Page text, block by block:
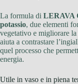
La formula di LERAVA
potassio, due elementi
vegetativo e migliorare
aiuta a contrastare
quel processo che
energia.
Utile in vaso e in piena